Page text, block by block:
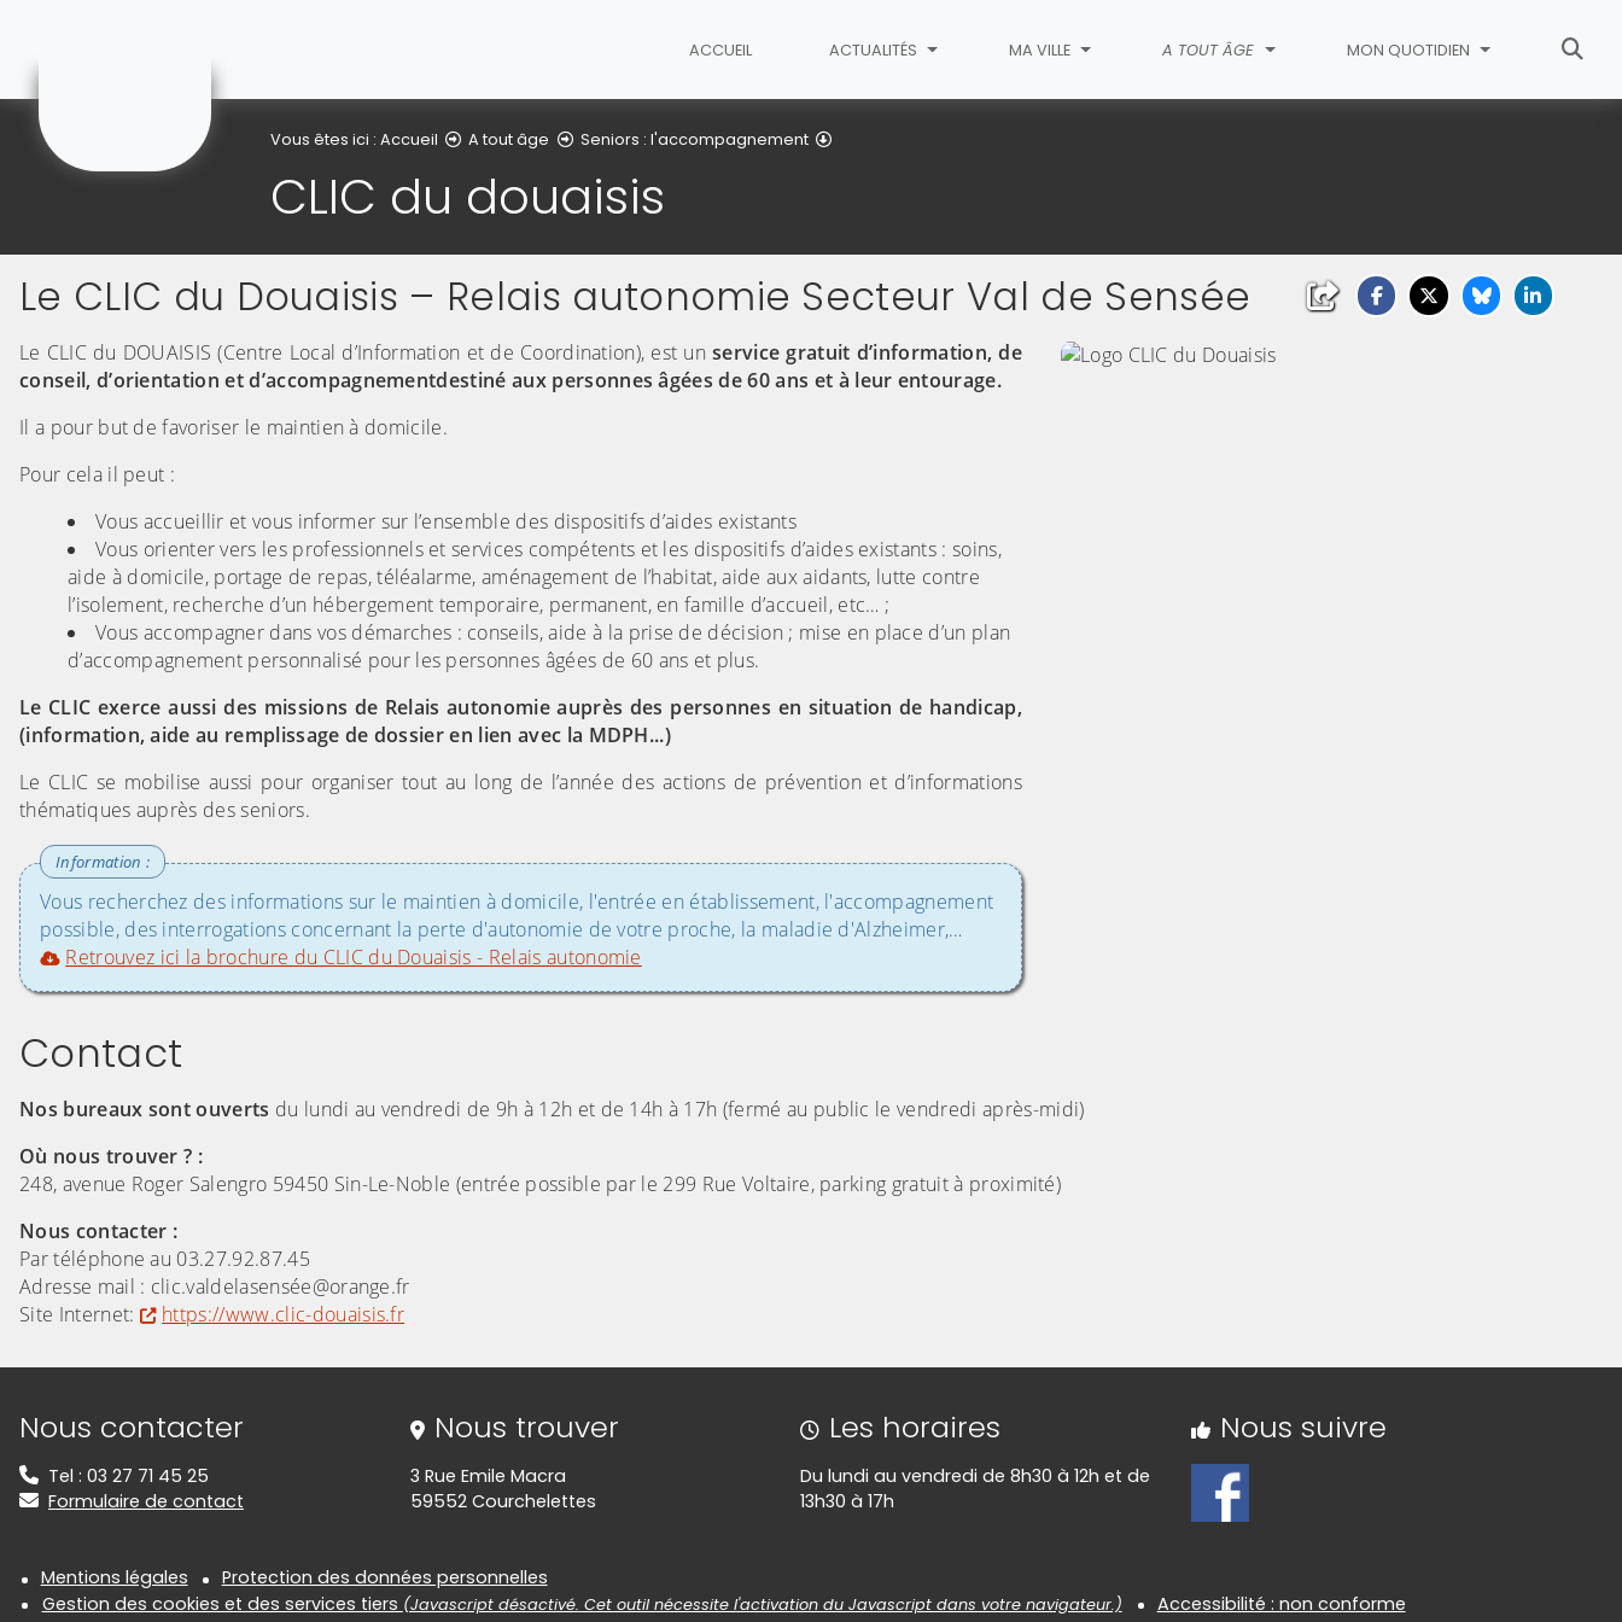
ACCUEIL ACTUALITÉS MA VILLE A TOUT ÂGE MON QUOTIDIEN
Vous êtes ici : Accueil A tout âge Seniors : l'accompagnement
CLIC du douaisis
Le CLIC du Douaisis – Relais autonomie Secteur Val de Sensée
Le CLIC du DOUAISIS (Centre Local d’Information et de Coordination), est unservice gratuit d’information, de
conseil, d’orientation et d’accompagnementdestiné aux personnes âgées de 60 ans et à leur entourage.
Il a pour but de favoriser le maintien à domicile.
Pour cela il peut :
Vous accueillir et vous informer sur l’ensemble des dispositifs d’aides existants
Vous orienter vers les professionnels et services compétents et les dispositifs d’aides existants : soins,
aide à domicile, portage de repas, téléalarme, aménagement de l’habitat, aide aux aidants, lutte contre
l’isolement, recherche d’un hébergement temporaire, permanent, en famille d’accueil, etc… ;
Vous accompagner dans vos démarches : conseils, aide à la prise de décision ; mise en place d’un plan
d’accompagnement personnalisé pour les personnes âgées de 60 ans et plus.
Le CLIC exerce aussi des missions de Relais autonomie auprès des personnes en situation de handicap,
(information, aide au remplissage de dossier en lien avec la MDPH...)
Le CLIC se mobilise aussi pour organiser tout au long de l’année des actions de prévention et d’informations
thématiques auprès des seniors.
Vous recherchez des informations sur le maintien à domicile, l'entrée en établissement, l'accompagnement
possible, des interrogations concernant la perte d'autonomie de votre proche, la maladie d'Alzheimer,…
Retrouvez ici la brochure du CLIC du Douaisis - Relais autonomie
Contact
Nos bureaux sont ouverts du lundi au vendredi de 9h à 12h et de 14h à 17h (fermé au public le vendredi après-midi)
Où nous trouver ? :
248, avenue Roger Salengro 59450 Sin-Le-Noble (entrée possible par le 299 Rue Voltaire, parking gratuit à proximité)
Nous contacter :
Par téléphone au 03.27.92.87.45
Adresse mail : clic.valdelasensée@orange.fr
Site Internet:
https://www.clic-douaisis.fr
Informations de contact
Nous contacter
Tel : 03 27 71 45 25
Formulaire de contact
Nous trouver
3 Rue Emile Macra
59552 Courchelettes
Les horaires
Du lundi au vendredi de 8h30 à 12h et de
13h30 à 17h
Nous suivre
Informations réglementaires
Mentions légales
Protection des données personnelles
Gestion des cookies et des services tiers (Javascript désactivé. Cet outil nécessite l'activation du Javascript dans votre navigateur.) Accessibilité : non conforme